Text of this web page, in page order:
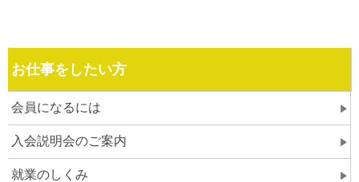
お仕事をしたい方
会員になるには
入会説明会のご案内
就業のしくみ